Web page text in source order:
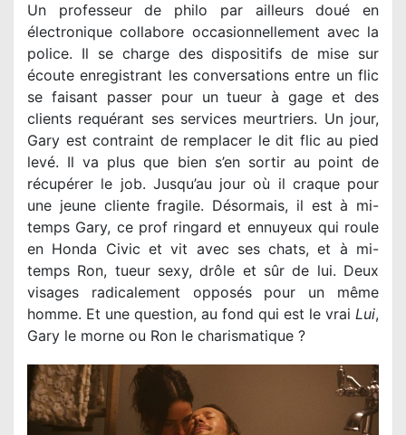
Un professeur de philo par ailleurs doué en
électronique collabore occasionnellement avec la
police. Il se charge des dispositifs de mise sur
écoute enregistrant les conversations entre un flic
se faisant passer pour un tueur à gage et des
clients requérant ses services meurtriers. Un jour,
Gary est contraint de remplacer le dit flic au pied
levé. Il va plus que bien s’en sortir au point de
récupérer le job. Jusqu’au jour où il craque pour
une jeune cliente fragile. Désormais, il est à mi-
temps Gary, ce prof ringard et ennuyeux qui roule
en Honda Civic et vit avec ses chats, et à mi-
temps Ron, tueur sexy, drôle et sûr de lui. Deux
visages radicalement opposés pour un même
homme. Et une question, au fond qui est le vrai Lui,
Gary le morne ou Ron le charismatique ?